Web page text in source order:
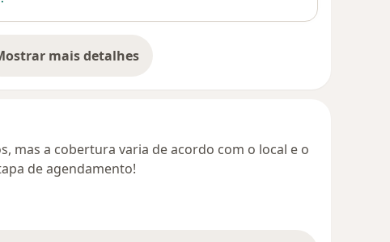
mais detalhes
sobre o endereço
mas a cobertura varia de acordo com o local e o
de agendamento!